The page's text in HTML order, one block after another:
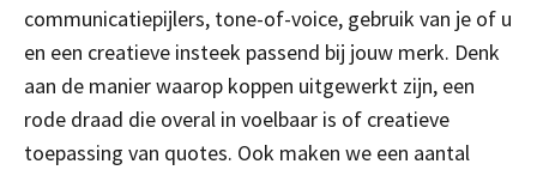
communicatiepijlers, tone-of-voice, gebruik van je of u
en een creatieve insteek passend bij jouw merk. Denk
aan de manier waarop koppen uitgewerkt zijn, een
rode draad die overal in voelbaar is of creatieve
toepassing van quotes. Ook maken we een aantal